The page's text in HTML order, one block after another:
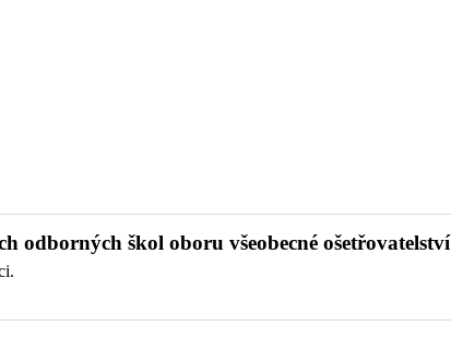
odborných škol oboru všeobecné ošetřovatelství